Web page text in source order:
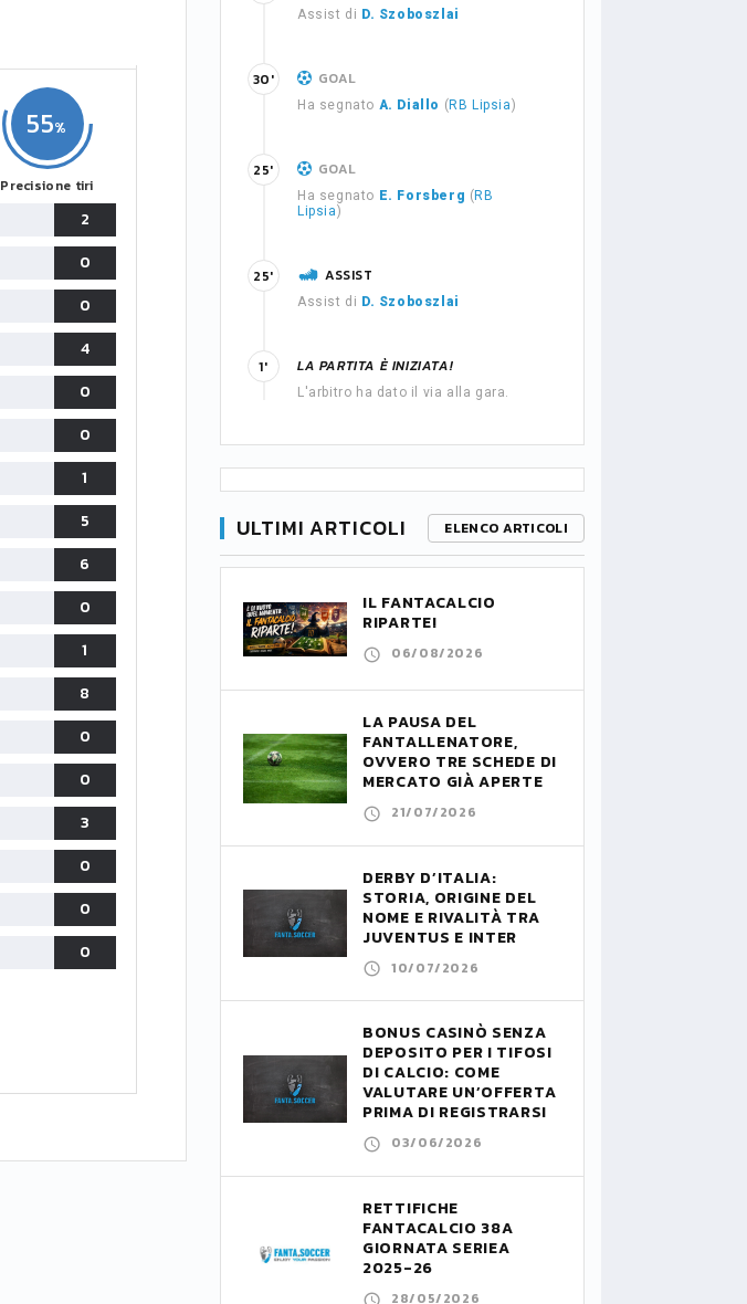
55
Precisione tiri
2
0
0
4
0
0
1
5
6
0
1
8
0
0
3
0
0
0
Assist di D. Szoboszlai
GOAL
Ha segnato A. Diallo ( RB Lipsia)
30'
GOAL
Ha segnato E. Forsberg ( RB
Lipsia)
25'
ASSIST
Assist di D. Szoboszlai
25'
LA PARTITA È INIZIATA!
L'arbitro ha dato il via alla gara.
1'
ULTIMI ARTICOLI ELENCO ARTICOLI
IL FANTACALCIO
RIPARTE!
06/08/2026
LA PAUSA DEL
FANTALLENATORE,
OVVERO TRE SCHEDE DI
MERCATO GIÀ APERTE
21/07/2026
DERBY D’ITALIA:
STORIA, ORIGINE DEL
NOME E RIVALITÀ TRA
JUVENTUS E INTER
10/07/2026
BONUS CASINÒ SENZA
DEPOSITO PER I TIFOSI
DI CALCIO: COME
VALUTARE UN’OFFERTA
PRIMA DI REGISTRARSI
03/06/2026
RETTIFICHE
FANTACALCIO 38A
GIORNATA SERIEA
2025-26
28/05/2026